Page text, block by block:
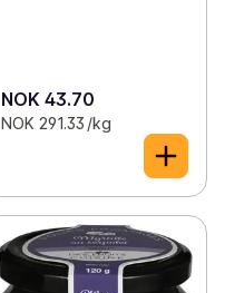
NOK 43.70
NOK 291.33 /kg